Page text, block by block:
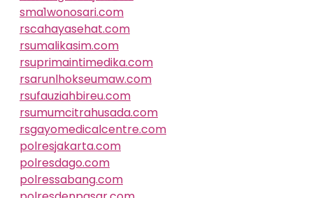
sma1wonosari.com
rscahayasehat.com
rsumalikasim.com
rsuprimaintimedika.com
rsarunlhokseumaw.com
rsufauziahbireu.com
rsumumcitrahusada.com
rsgayomedicalcentre.com
polresjakarta.com
polresdago.com
polressabang.com